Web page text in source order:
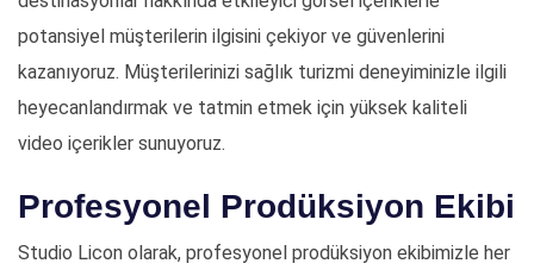
potansiyel müşterilerin ilgisini çekiyor ve güvenlerini
kazanıyoruz. Müşterilerinizi sağlık turizmi deneyiminizle ilgili
heyecanlandırmak ve tatmin etmek için yüksek kaliteli
video içerikler sunuyoruz.
Profesyonel Prodüksiyon Ekibi
Studio Licon olarak, profesyonel prodüksiyon ekibimizle her